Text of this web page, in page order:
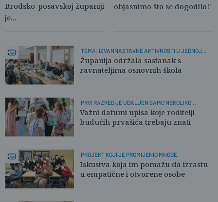
Brodsko-posavskoj županiji
je...
objasnimo što se dogodilo!'
TEMA: IZVANNASTAVNE AKTIVNOSTI U JEDNOJ
SMJENI
Županija održala sastanak s
ravnateljima osnovnih škola
PRVI RAZRED JE UDALJEN SAMO NEKOLIKO
KLIKOVA
Važni datumi upisa koje roditelji
budućih prvašića trebaju znati
PROJEKT KOJI JE PROMIJENIO MNOGE
Iskustva koja im pomažu da izrastu
u empatične i otvorene osobe